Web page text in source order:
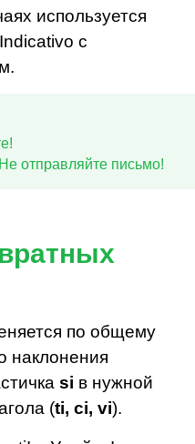
используется
с
отправляйте письмо!
по общему
наклонения
si в нужной
(ti, ci, vi).